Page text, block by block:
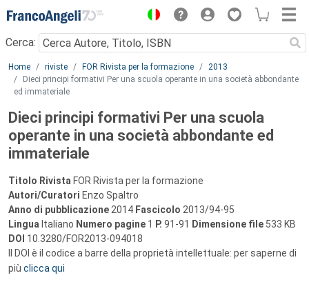
Menu
Cerca:
Main content
Home riviste FOR Rivista per la formazione
2013
Dieci principi formativi Per una scuola operante in una società abbondante
ed immateriale
Dieci principi formativi Per una scuola
operante in una società abbondante ed
immateriale
Titolo Rivista FOR Rivista per la formazione
Autori/Curatori Enzo Spaltro
Anno di pubblicazione 2014 Fascicolo 2013/94-95
Lingua Italiano Numero pagine 1 P. 91-91 Dimensione file 533 KB
DOI 10.3280/FOR2013-094018
Il DOI è il codice a barre della proprietà intellettuale: per saperne di
più clicca qui